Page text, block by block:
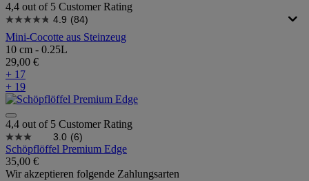
4,4 out of 5 Customer Rating
4.9 (84)
Mini-Cocotte aus Steinzeug
10 cm - 0.25L
29,00 €
+ 17
+ 19
4,4 out of 5 Customer Rating
3.0 (6)
Schöpflöffel Premium Edge
35,00 €
Wir akzeptieren folgende Zahlungsarten